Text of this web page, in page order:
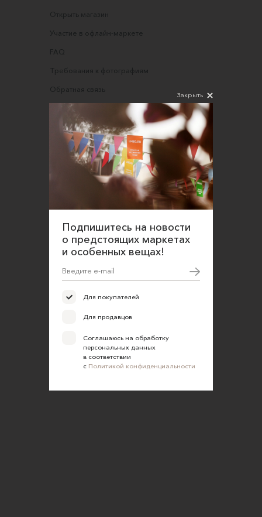
Открыть магазин
Участие в офлайн-маркете
FAQ
Требования к фотографиям
Обратная связь
Соглашение об оказании услуг
Правила сайта
Оферта для продавцов
Оферта для покупателей
Политика конфиденциальности
Согласие на обработку персональных данных
Закрыть
Подпишитесь на новости
о предстоящих маркетах
и особенных вещах!
Для покупателей
Для продавцов
Соглашаюсь на обработку
персональных данных
в соответствии
с Политикой конфиденциальности